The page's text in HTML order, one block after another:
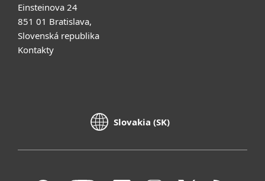
Einsteinova 24
851 01 Bratislava,
Slovenská republika
Kontakty
Slovakia (SK)